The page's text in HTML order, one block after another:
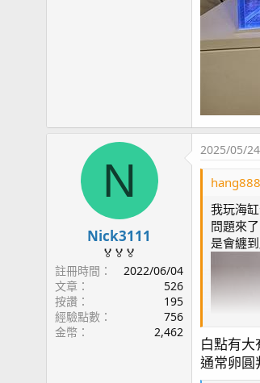
N
Nick3111
🏅🏅🏅
註冊時間
2022/06/04
文章
526
按讚
195
經驗點數
756
金幣
2,462
2025/05/24
hang888
我玩海
問題來
是會纏
白點有
通常卵圓